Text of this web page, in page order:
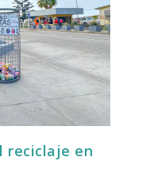
reciclaje en